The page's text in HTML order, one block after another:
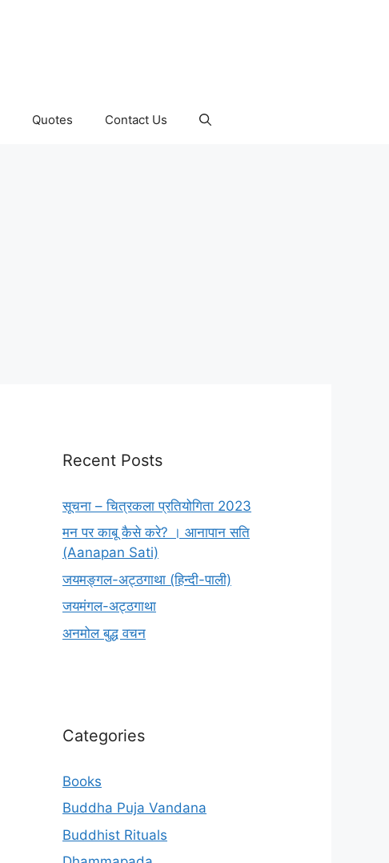
Quotes Contact Us
Recent Posts
सूचना – चित्रकला प्रतियोगिता 2023
मन पर काबू कैसे करे? । आनापान सति
(Aanapan Sati)
जयमङ्गल-अट्ठगाथा (हिन्दी-पाली)
जयमंगल-अट्ठगाथा
अनमोल बुद्ध वचन
Categories
Books
Buddha Puja Vandana
Buddhist Rituals